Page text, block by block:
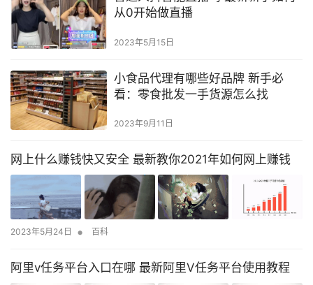
从0开始做直播
2023年5月15日
小食品代理有哪些好品牌 新手必
看：零食批发一手货源怎么找
2023年9月11日
网上什么赚钱快又安全 最新教你2021年如何网上赚钱
2023年5月24日 • 百科
阿里v任务平台入口在哪 最新阿里V任务平台使用教程